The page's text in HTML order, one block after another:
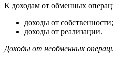
К доходам от обменных
доходы от собственности;
доходы от реализации.
Доходы от необменных